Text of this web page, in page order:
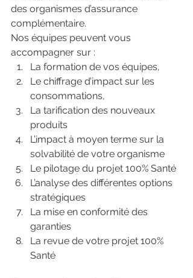
des organismes d’assurance
complémentaire.
Nos équipes peuvent vous
accompagner sur :
La formation de vos équipes,
Le chiffrage d’impact sur les
consommations,
La tarification des nouveaux
produits
L’impact à moyen terme sur la
solvabilité de votre organisme
Le pilotage du projet 100% Santé
L’analyse des différentes options
stratégiques
La mise en conformité des
garanties
La revue de votre projet 100%
Santé